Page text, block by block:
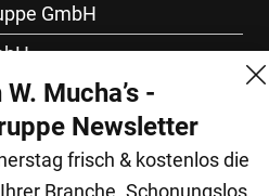
GmbH
Mucha’s -
Newsletter
frisch & kostenlos die
Branche. Schonungslos